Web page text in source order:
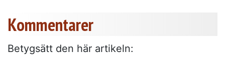
Kommentarer
Betygsätt den här artikeln: